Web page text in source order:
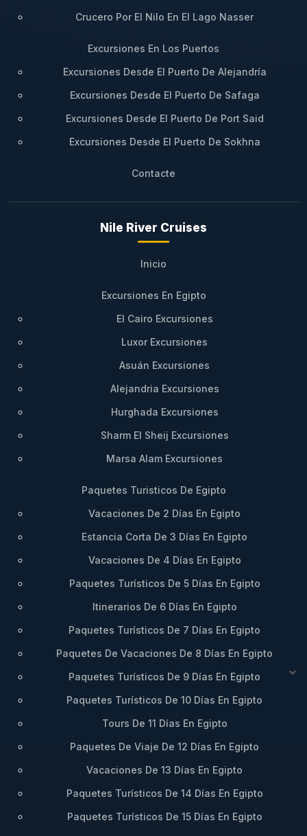
Destacado:Incluye una visita privada al Templo
Concerto: Crucero de 4 Noches Asuán a
Elefantina, paso por las esclusas de Esna, visita
Destacado:Día completo de navegación
ininterrumpida, ideal para disfrutar de las
comodidades del Concerto Crucero Nilo y
Concerto: Travesía Completa de 7
Asuán (o viceversa), con pernoctaciones en los
puntos más pintorescos del Nilo.
Incluye una excursión opcional en
avión a Abu Simbel y una cena de gala beduina
Consultar Disponibilidad
Crucero Por El Nilo En El Lago Nasser
Excursiones En Los Puertos
Excursiones Desde El Puerto De Alejandría
Excursiones Desde El Puerto De Safaga
Excursiones Desde El Puerto De Port Said
Excursiones Desde El Puerto De Sokhna
Contacte
Nile River Cruises
Inicio
Excursiones En Egipto
El Cairo Excursiones
Luxor Excursiones
Asuán Excursiones
Alejandria Excursiones
Hurghada Excursiones
Sharm El Sheij Excursiones
Marsa Alam Excursiones
Paquetes Turisticos De Egipto
Vacaciones De 2 Días En Egipto
Estancia Corta De 3 Días En Egipto
Vacaciones De 4 Días En Egipto
Paquetes Turísticos De 5 Días En Egipto
Itinerarios De 6 Días En Egipto
Paquetes Turísticos De 7 Días En Egipto
Paquetes De Vacaciones De 8 Días En Egipto
Paquetes Turísticos De 9 Días En Egipto
Paquetes Turísticos De 10 Días En Egipto
Tours De 11 Días En Egipto
Paquetes De Viaje De 12 Días En Egipto
Vacaciones De 13 Días En Egipto
Paquetes Turísticos De 14 Días En Egipto
Paquetes Turísticos De 15 Días En Egipto